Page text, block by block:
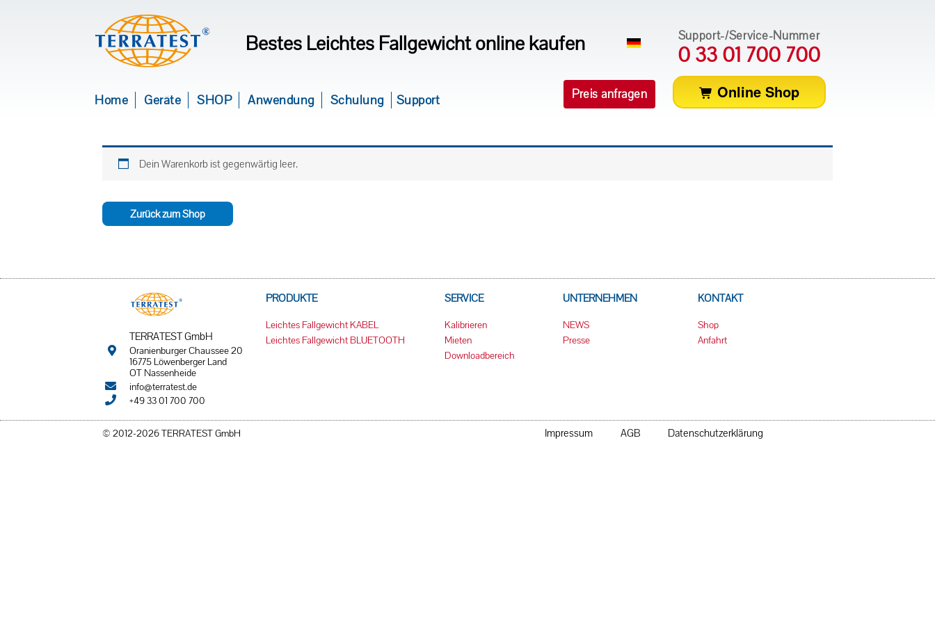
Bestes Leichtes Fallgewicht online kaufen Support-/Service-Nummer
0 33 01 700 700
Home Geräte SHOP Anwendung Schulung Support Preis anfragen Online Shop
Dein Warenkorb ist gegenwärtig leer.
Zurück zum Shop
TERRATEST GmbH
Oranienburger Chaussee 20
16775 Löwenberger Land
OT Nassenheide
info@terratest.de
+49 33 01 700 700
PRODUKTE
Leichtes Fallgewicht KABEL
Leichtes Fallgewicht BLUETOOTH
SERVICE
Kalibrieren
Mieten
Downloadbereich
UNTERNEHMEN
NEWS
Presse
KONTAKT
Shop
Anfahrt
© 2012-2026 TERRATEST GmbH Impressum AGB Datenschutzerklärung